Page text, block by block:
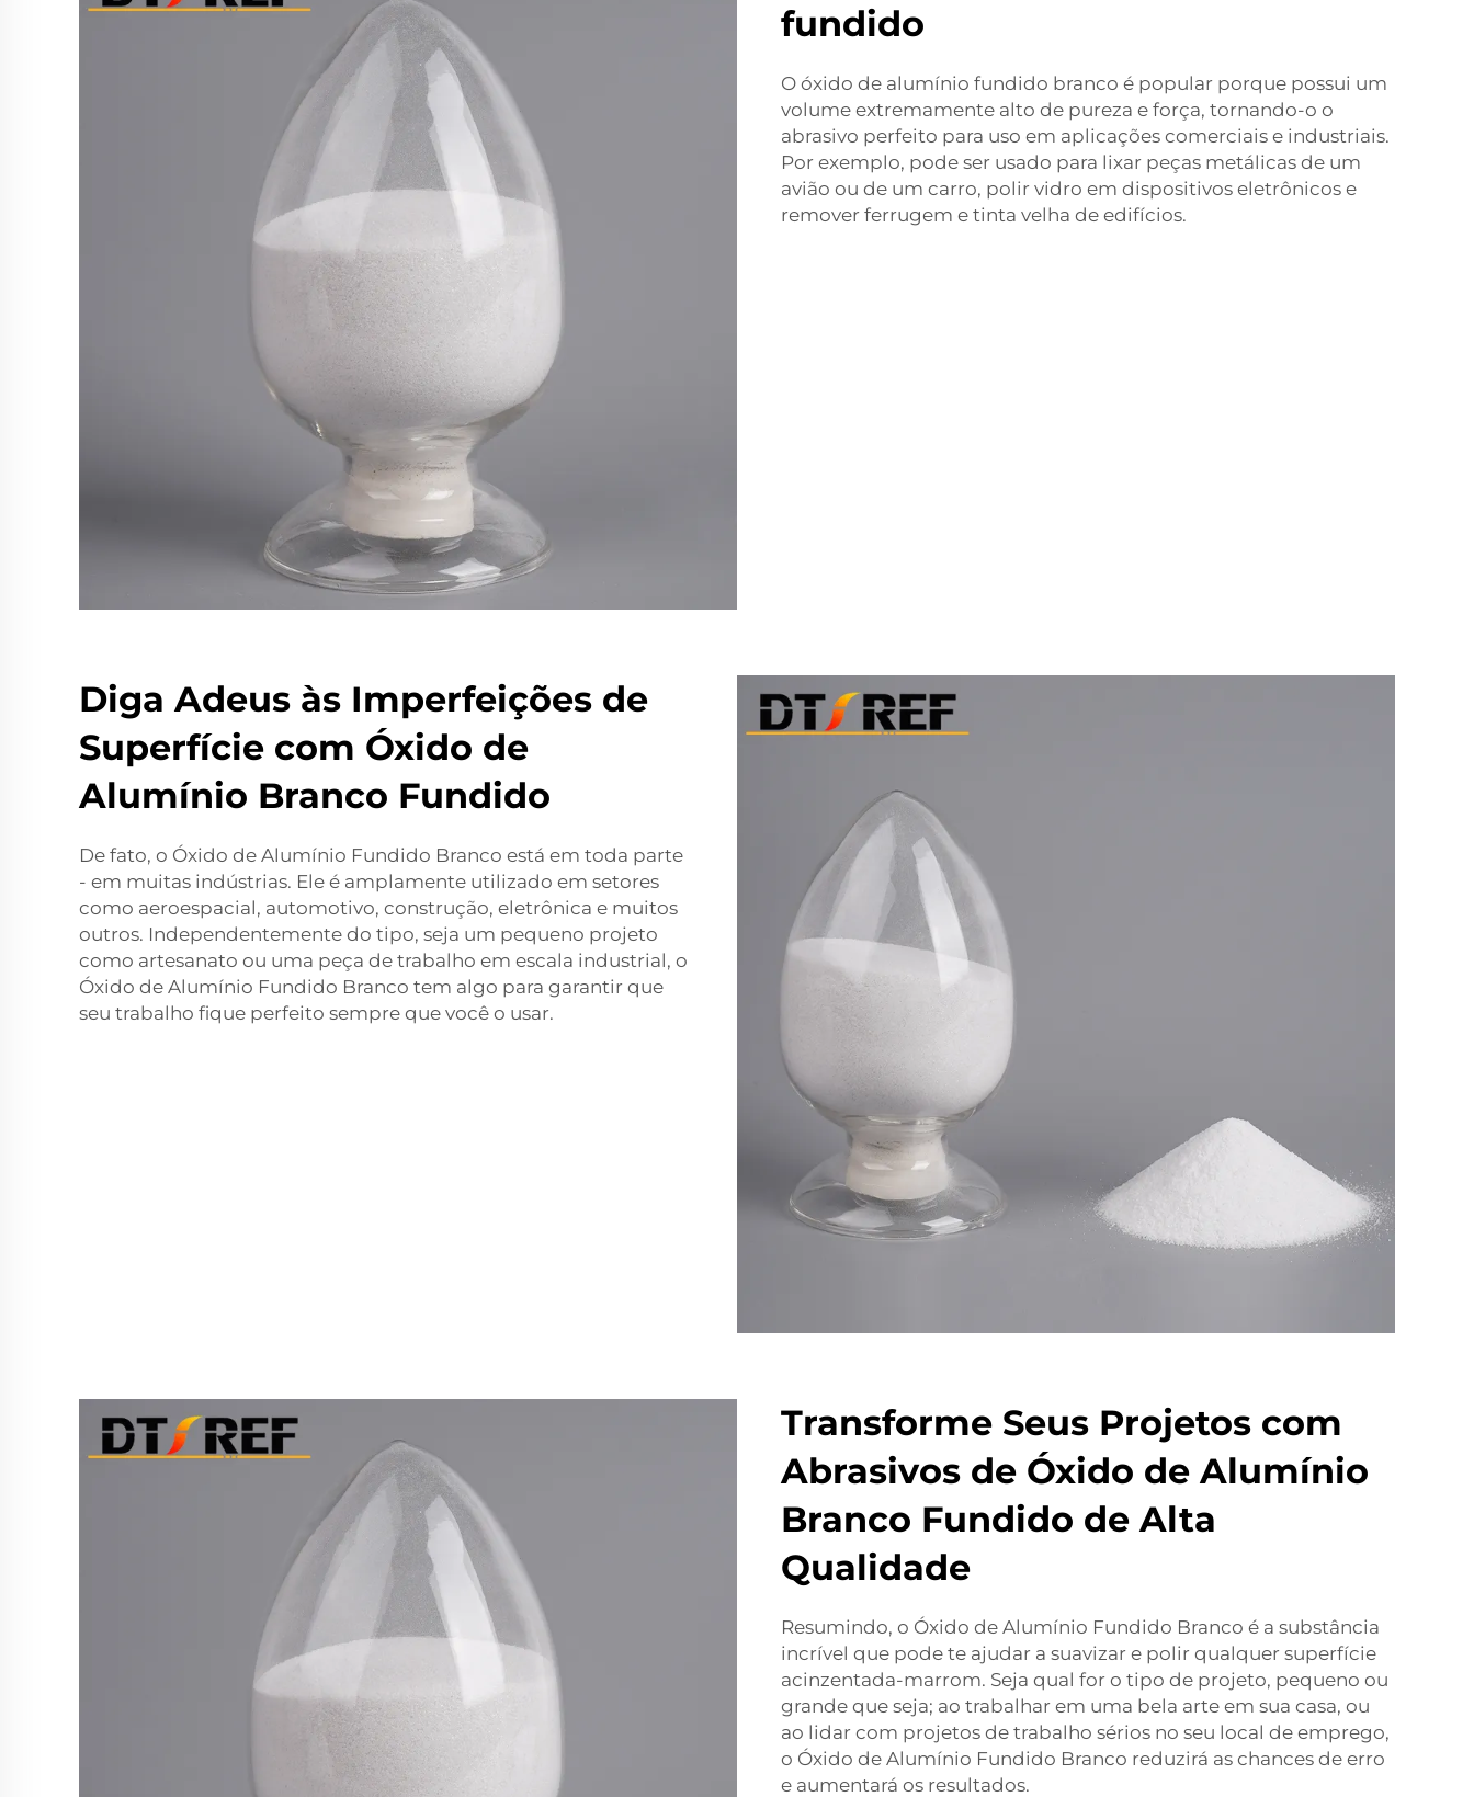
fundido
O óxido de alumínio fundido branco é popular porque possui um
volume extremamente alto de pureza e força, tornando-o o
abrasivo perfeito para uso em aplicações comerciais e industriais.
Por exemplo, pode ser usado para lixar peças metálicas de um
avião ou de um carro, polir vidro em dispositivos eletrônicos e
remover ferrugem e tinta velha de edifícios.
Diga Adeus às Imperfeições de
Superfície com Óxido de
Alumínio Branco Fundido
De fato, o Óxido de Alumínio Fundido Branco está em toda parte
- em muitas indústrias. Ele é amplamente utilizado em setores
como aeroespacial, automotivo, construção, eletrônica e muitos
outros. Independentemente do tipo, seja um pequeno projeto
como artesanato ou uma peça de trabalho em escala industrial, o
Óxido de Alumínio Fundido Branco tem algo para garantir que
seu trabalho fique perfeito sempre que você o usar.
Transforme Seus Projetos com
Abrasivos de Óxido de Alumínio
Branco Fundido de Alta
Qualidade
Resumindo, o Óxido de Alumínio Fundido Branco é a substância
incrível que pode te ajudar a suavizar e polir qualquer superfície
acinzentada-marrom. Seja qual for o tipo de projeto, pequeno ou
grande que seja; ao trabalhar em uma bela arte em sua casa, ou
ao lidar com projetos de trabalho sérios no seu local de emprego,
o Óxido de Alumínio Fundido Branco reduzirá as chances de erro
e aumentará os resultados.